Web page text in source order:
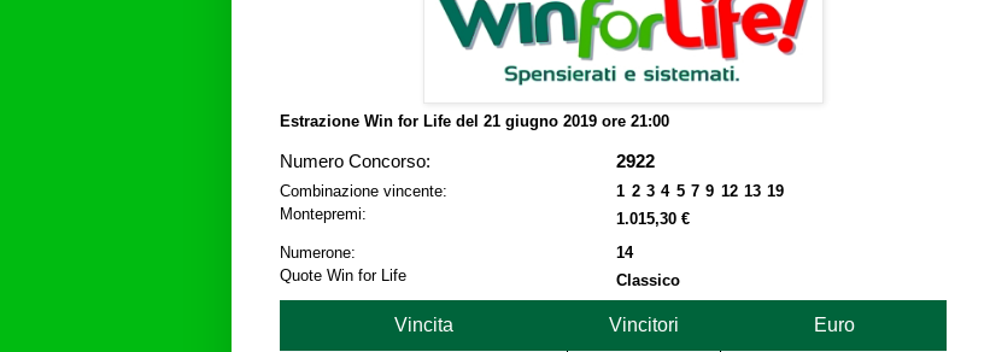
Estrazione Win for Life del 21 giugno 2019 ore 21:00
Numero Concorso: 2922
Combinazione vincente:
1 2 3 4 5 7 9 12 13 19
Montepremi:
1.015,30 €
Numerone:
14
Quote Win for Life
Classico
Vincita Vincitori Euro